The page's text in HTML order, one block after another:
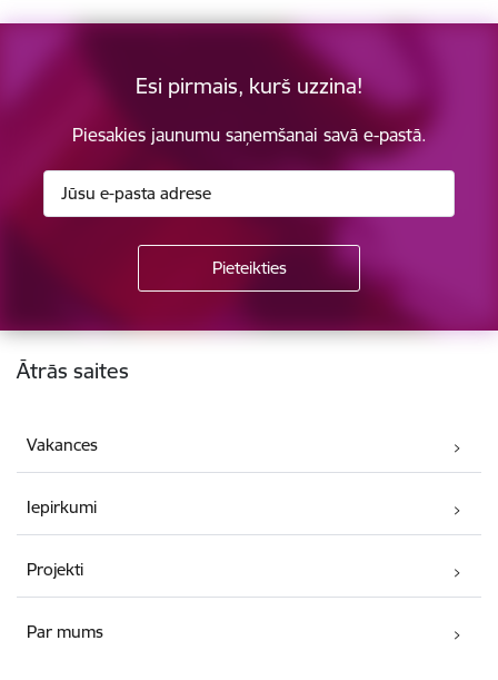
Esi pirmais, kurš uzzina!
Piesakies jaunumu saņemšanai savā e-pastā.
Kājene
Ātrās saites
Vakances
Iepirkumi
Projekti
Par mums